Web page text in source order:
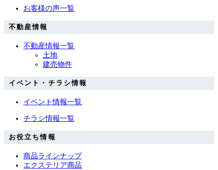
お客様の声一覧
不動産情報
不動産情報一覧
土地
建売物件
イベント・チラシ情報
イベント情報一覧
チラシ情報一覧
お役立ち情報
商品ラインナップ
エクステリア商品